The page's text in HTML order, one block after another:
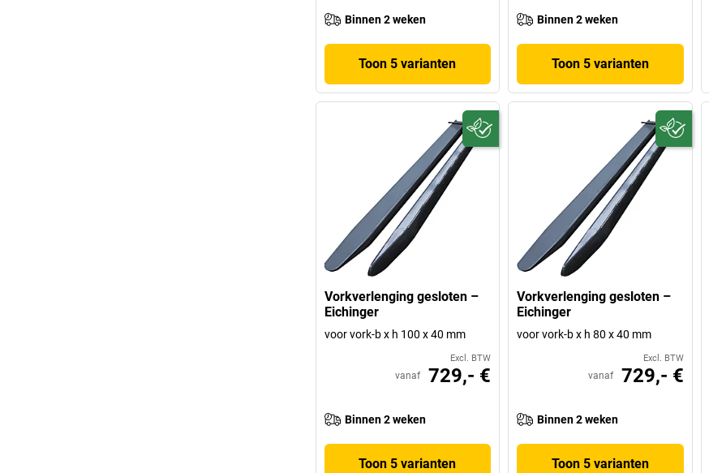
Binnen 2 weken
Toon 5 varianten
Binnen 2 weken
Toon 5 varianten
Vorkverlenging gesloten –
Eichinger
voor vork-b x h 100 x 40 mm
Excl. BTW
vanaf 729,- €
Binnen 2 weken
Toon 5 varianten
Vorkverlenging gesloten –
Eichinger
voor vork-b x h 80 x 40 mm
Excl. BTW
vanaf 729,- €
Binnen 2 weken
Toon 5 varianten